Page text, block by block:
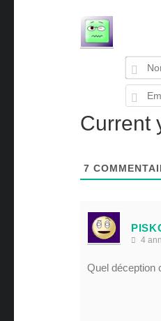
Current
7
4
Quel déception